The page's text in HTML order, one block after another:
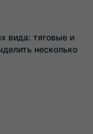
вида: тяговые и
несколько